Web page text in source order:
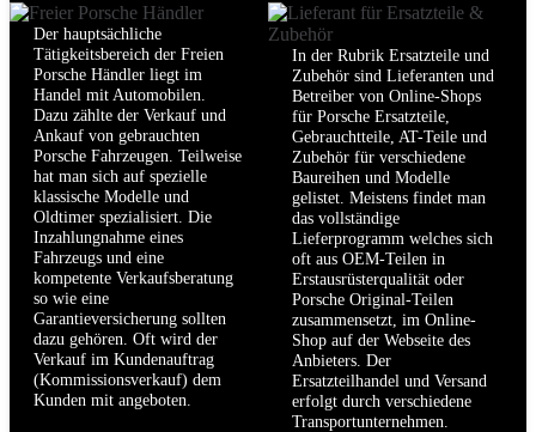
Der hauptsächliche
Tätigkeitsbereich der Freien
Porsche Händler liegt im
Handel mit Automobilen.
Dazu zählte der Verkauf und
Ankauf von gebrauchten
Porsche Fahrzeugen. Teilweise
hat man sich auf spezielle
klassische Modelle und
Oldtimer spezialisiert. Die
Inzahlungnahme eines
Fahrzeugs und eine
kompetente Verkaufsberatung
so wie eine
Garantieversicherung sollten
dazu gehören. Oft wird der
Verkauf im Kundenauftrag
(Kommissionsverkauf) dem
Kunden mit angeboten.
In der Rubrik Ersatzteile und
Zubehör sind Lieferanten und
Betreiber von Online-Shops
für Porsche Ersatzteile,
Gebrauchtteile, AT-Teile und
Zubehör für verschiedene
Baureihen und Modelle
gelistet. Meistens findet man
das vollständige
Lieferprogramm welches sich
oft aus OEM-Teilen in
Erstausrüsterqualität oder
Porsche Original-Teilen
zusammensetzt, im Online-
Shop auf der Webseite des
Anbieters. Der
Ersatzteilhandel und Versand
erfolgt durch verschiedene
Transportunternehmen.